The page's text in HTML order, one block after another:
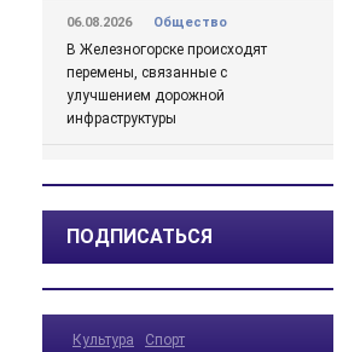
06.08.2026 Общество
В Железногорске происходят
перемены, связанные с
улучшением дорожной
инфраструктуры
некачественный ремонт
автомобиля
06.08.2026 Происшествия
Жительницу Железногорска
ПОДПИСАТЬСЯ
Культура Спорт